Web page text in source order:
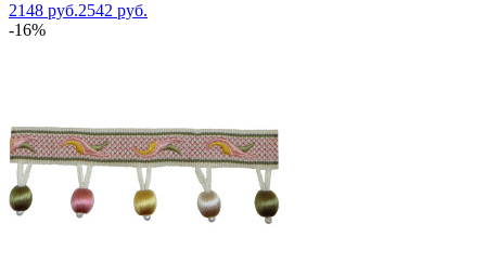
2148 руб.2542 руб.
-16%